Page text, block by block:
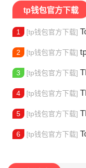
tp钱包官方下载
1 [tp钱包官方下载]
2 [tp钱包官方下载]
3 [tp钱包官方下载]
4 [tp钱包官方下载]
5 [tp钱包官方下载]
6 [tp钱包官方下载]